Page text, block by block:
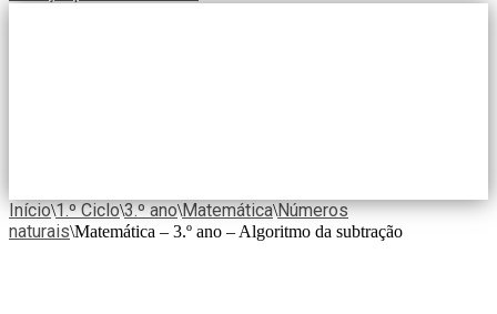
Início\1.º Ciclo\3.º ano\Matemática\Números
naturais\Matemática – 3.º ano – Algoritmo da subtração